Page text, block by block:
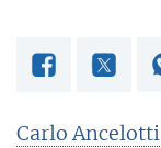
Carlo Ancelotti